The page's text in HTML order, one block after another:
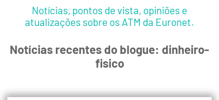
Notícias, pontos de vista, opiniões e
atualizações sobre os ATM da Euronet.
Notícias recentes do blogue: dinheiro-
fisico